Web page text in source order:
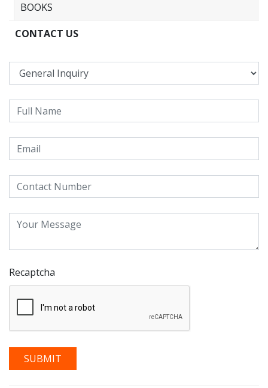
BOOKS
CONTACT US
Recaptcha